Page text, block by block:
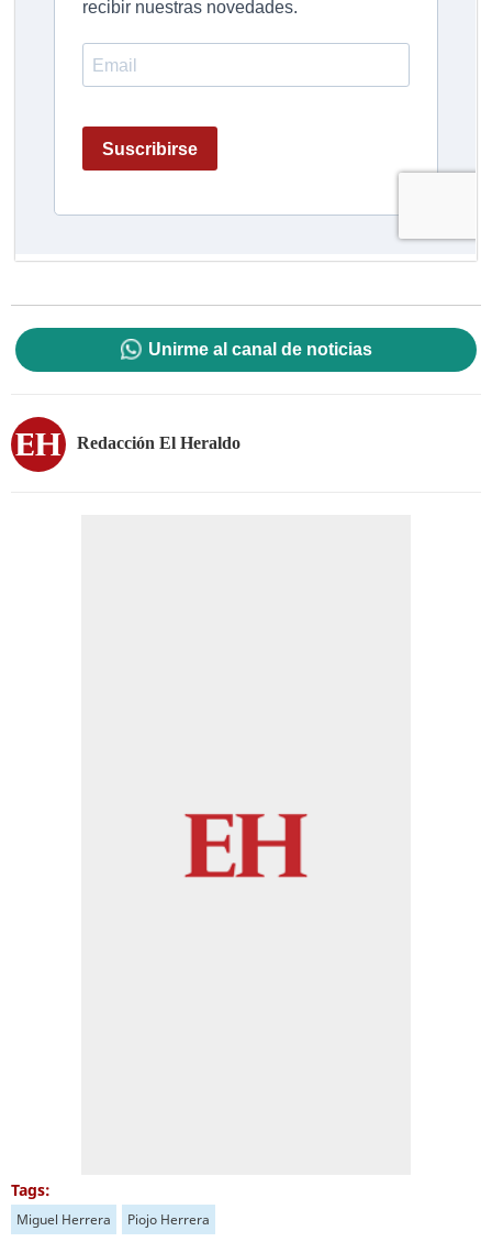
Unirme al canal de noticias
Redacción El Heraldo
Tags:
Miguel Herrera Piojo Herrera